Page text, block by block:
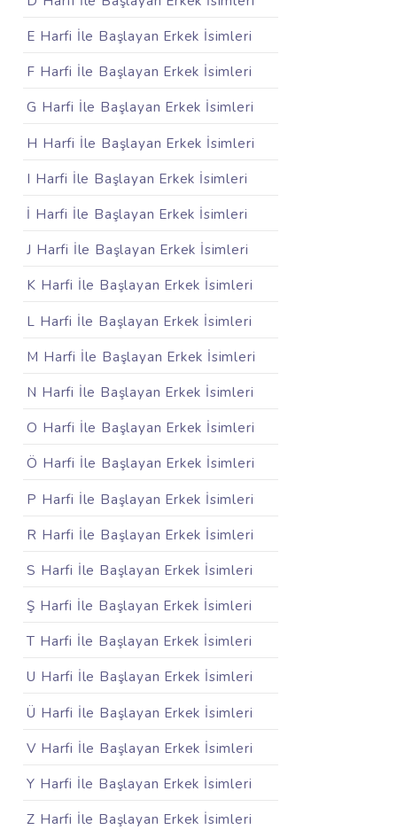
E Harfi İle Başlayan Erkek İsimleri
F Harfi İle Başlayan Erkek İsimleri
G Harfi İle Başlayan Erkek İsimleri
H Harfi İle Başlayan Erkek İsimleri
I Harfi İle Başlayan Erkek İsimleri
İ Harfi İle Başlayan Erkek İsimleri
J Harfi İle Başlayan Erkek İsimleri
K Harfi İle Başlayan Erkek İsimleri
L Harfi İle Başlayan Erkek İsimleri
M Harfi İle Başlayan Erkek İsimleri
N Harfi İle Başlayan Erkek İsimleri
O Harfi İle Başlayan Erkek İsimleri
Ö Harfi İle Başlayan Erkek İsimleri
P Harfi İle Başlayan Erkek İsimleri
R Harfi İle Başlayan Erkek İsimleri
S Harfi İle Başlayan Erkek İsimleri
Ş Harfi İle Başlayan Erkek İsimleri
T Harfi İle Başlayan Erkek İsimleri
U Harfi İle Başlayan Erkek İsimleri
Ü Harfi İle Başlayan Erkek İsimleri
V Harfi İle Başlayan Erkek İsimleri
Y Harfi İle Başlayan Erkek İsimleri
Z Harfi İle Başlayan Erkek İsimleri